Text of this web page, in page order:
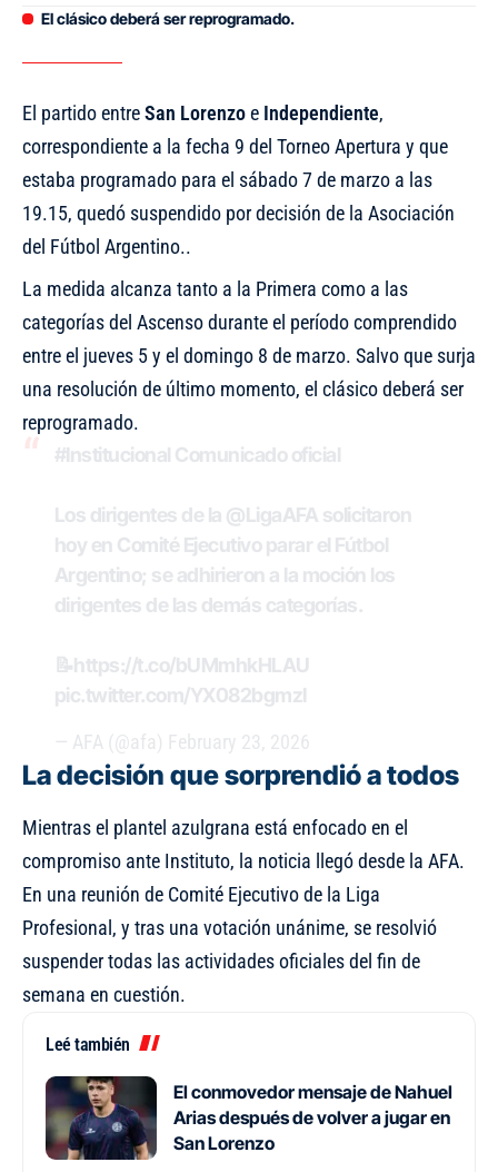
El clásico deberá ser reprogramado.
El partido entreSan Lorenzoe Independiente,
correspondiente a la fecha 9 del Torneo Apertura y que
estaba programado para el sábado 7 de marzo a las
19.15, quedó suspendido por decisión de la Asociación
del Fútbol Argentino..
La medida alcanza tanto a la Primera como a las
categorías del Ascenso durante el período comprendido
entre el jueves 5 y el domingo 8 de marzo. Salvo que surja
una resolución de último momento, el clásico deberá ser
reprogramado.
#Institucional Comunicado oficial
Los dirigentes de la @LigaAFA solicitaron
hoy en Comité Ejecutivo parar el Fútbol
Argentino; se adhirieron a la moción los
dirigentes de las demás categorías.
📝https://t.co/bUMmhkHLAU
pic.twitter.com/YX082bgmzI
— AFA (@afa) February 23, 2026
La decisión que sorprendió a todos
Mientras el plantel azulgrana está enfocado en el
compromiso ante Instituto, la noticia llegó desde la AFA.
En una reunión de Comité Ejecutivo de la Liga
Profesional, y tras una votación unánime, se resolvió
suspender todas las actividades oficiales del fin de
semana en cuestión.
Leé también
El conmovedor mensaje de Nahuel
Arias después de volver a jugar en
San Lorenzo